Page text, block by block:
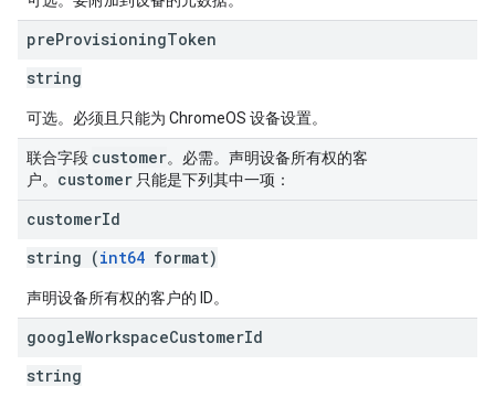
preProvisioningToken
string
可选。必须且只能为 ChromeOS 设备设置。
联合字段 customer。必需。声明设备所有权的客
户。 customer 只能是下列其中一项：
customerId
string (int64 format)
声明设备所有权的客户的 ID。
googleWorkspaceCustomerId
string